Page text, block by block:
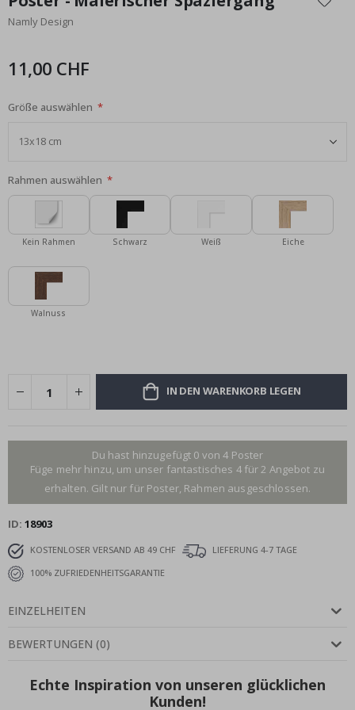
der
Bildgalerie
Namly Design
11,00 CHF
Größe auswählen
Rahmen auswählen
Kein Rahmen Schwarz Weiß Eiche
Walnuss
IN DEN WARENKORB LEGEN
Du hast hinzugefügt 0 von 4 Poster
Füge mehr hinzu, um unser fantastisches 4 für 2 Angebot zu
erhalten. Gilt nur für Poster, Rahmen ausgeschlossen.
ID 18903
KOSTENLOSER VERSAND AB 49 CHF
LIEFERUNG 4-7 TAGE
100% ZUFRIEDENHEITSGARANTIE
EINZELHEITEN
BEWERTUNGEN (0)
Echte Inspiration von unseren glücklichen
Kunden!